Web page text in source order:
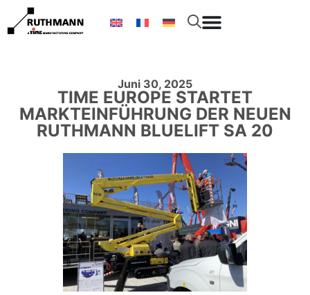
Juni 30, 2025
TIME EUROPE STARTET
MARKTEINFÜHRUNG DER NEUEN
RUTHMANN BLUELIFT SA 20